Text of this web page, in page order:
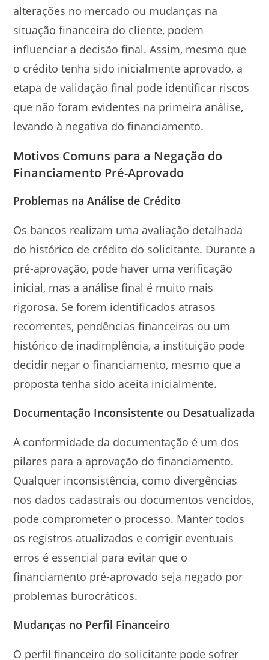
alterações no mercado ou mudanças na
situação financeira do cliente, podem
influenciar a decisão final. Assim, mesmo que
o crédito tenha sido inicialmente aprovado, a
etapa de validação final pode identificar riscos
que não foram evidentes na primeira análise,
levando à negativa do financiamento.
Motivos Comuns para a Negação do
Financiamento Pré-Aprovado
Problemas na Análise de Crédito
Os bancos realizam uma avaliação detalhada
do histórico de crédito do solicitante. Durante a
pré-aprovação, pode haver uma verificação
inicial, mas a análise final é muito mais
rigorosa. Se forem identificados atrasos
recorrentes, pendências financeiras ou um
histórico de inadimplência, a instituição pode
decidir negar o financiamento, mesmo que a
proposta tenha sido aceita inicialmente.
Documentação Inconsistente ou Desatualizada
A conformidade da documentação é um dos
pilares para a aprovação do financiamento.
Qualquer inconsistência, como divergências
nos dados cadastrais ou documentos vencidos,
pode comprometer o processo. Manter todos
os registros atualizados e corrigir eventuais
erros é essencial para evitar que o
financiamento pré-aprovado seja negado por
problemas burocráticos.
Mudanças no Perfil Financeiro
O perfil financeiro do solicitante pode sofrer